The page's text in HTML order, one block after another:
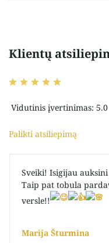
Klientų
Vidutinis įvertinimas: 5.0
Palikti atsiliepimą
Sveiki! Isigijau
Taip pat tobula
versle!!
Marija Šturmina